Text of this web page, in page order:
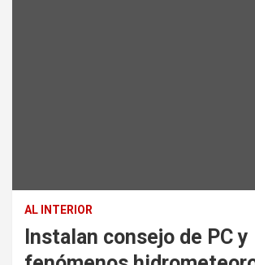
AL INTERIOR
Instalan consejo de PC y